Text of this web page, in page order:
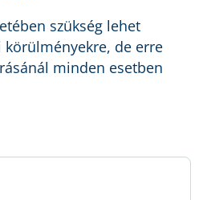
szükség lehet
de erre
minden esetben